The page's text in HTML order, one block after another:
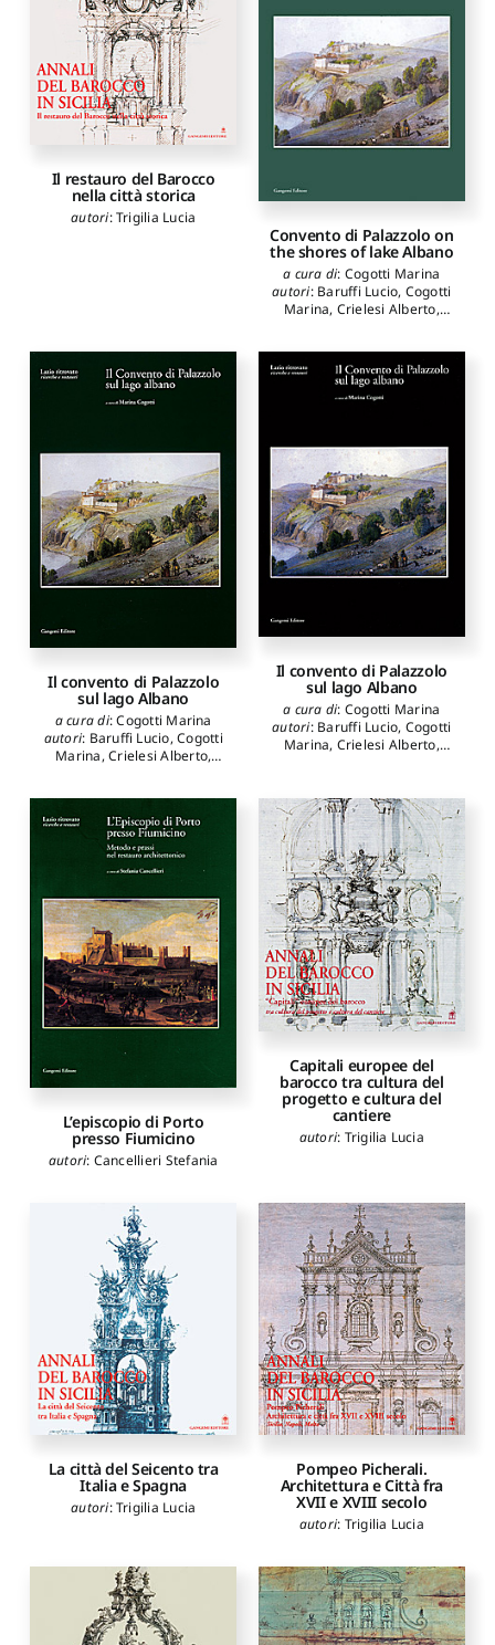
Elizabeth J.,Tonelli Anna
Valentini Valentina
Cerutti Fusco Annarosa,
Ramieri Anna Maria
Proietti
Paola,Coliva Anna,
Petrocchi Stefano,
Pierdominici Maria
Costanza,Acierno Marta,
Carbonara Giovanni
Il restauro del Barocco
nella città storica
autori:Trigilia Lucia
Convento di Palazzolo on
the shores of lake Albano
a cura di: Cogotti Marina
autori: Baruffi Lucio, Cogotti
Marina, Crielesi Alberto,
Il convento di Palazzolo
sul lago Albano
a cura di:Cogotti Marina
autori: Baruffi Lucio,Cogotti
Marina,Crielesi Alberto,
Il convento di Palazzolo
sul lago Albano
a cura di: Cogotti Marina
autori: Baruffi Lucio, Cogotti
Marina, Crielesi Alberto,
L’episcopio di Porto
presso Fiumicino
autori: Cancellieri Stefania
Capitali europee del
barocco tra cultura del
progetto e cultura del
cantiere
autori: Trigilia Lucia
La città del Seicento tra
Italia e Spagna
autori:Trigilia Lucia
Pompeo Picherali.
Architettura e Città fra
XVII e XVIII secolo
autori: Trigilia Lucia